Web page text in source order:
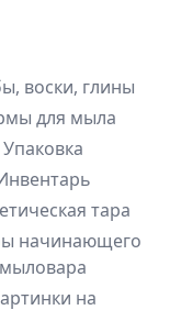
воски, глины
для мыла
Упаковка
тара
начинающего
мыловара
на